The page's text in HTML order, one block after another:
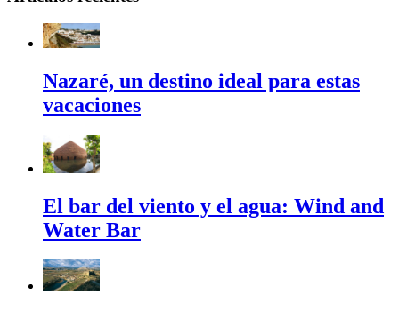
Nazaré, un destino ideal para estas
vacaciones
El bar del viento y el agua: Wind and
Water Bar